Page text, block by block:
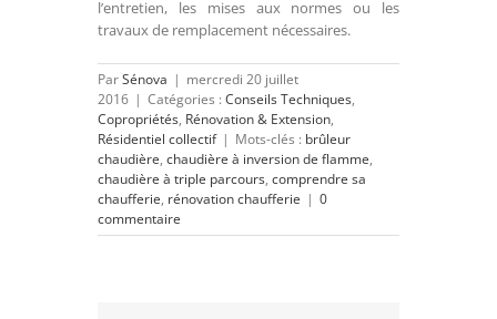
l’entretien, les mises aux normes ou les
travaux de remplacement nécessaires.
ParSénova | mercredi 20 juillet
2016 | Catégories :Conseils Techniques,
Copropriétés, Rénovation & Extension,
Résidentiel collectif | Mots-clés : brûleur
chaudière,chaudière à inversion de flamme,
chaudière à triple parcours,comprendre sa
chaufferie, rénovation chaufferie | 0
commentaire